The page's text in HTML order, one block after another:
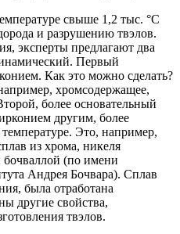
свыше 1,2 тыс. °C
и разрушению твэлов.
эксперты предлагают два
Первый
Как это можно сделать?
хромсодержащее,
более основательный
другим, более
Это, например,
из хрома, никеля
бочваллой (по имени
Андрея Бочвара). Сплав
была отработана
другие свойства,
твэлов.